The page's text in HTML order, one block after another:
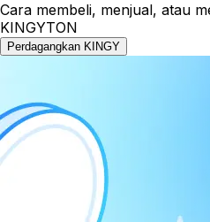
Cara membeli, menjual, atau
KINGYTON
Perdagangkan KINGY